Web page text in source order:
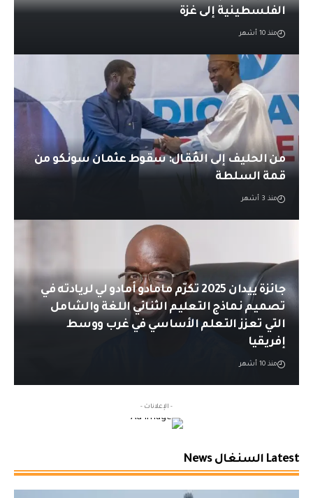
الفلسطينية إلى غزة
منذ 10 أشهر
من الحليف إلى المُقال: سقوط عثمان سونكو من
قمة السلطة
منذ 3 أشهر
جائزة ييدان 2025 تكرّم مامادو أمادو لي لريادته في
تصميم نماذج التعليم الثنائي اللغة والشامل
التي تعزز التعلم الأساسي في غرب ووسط
إفريقيا
منذ 10 أشهر
- الإعلانات -
Latest السنغال News